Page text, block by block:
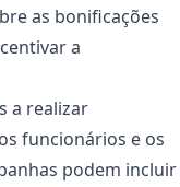
as bonificações
a
a realizar
funcionários e os
podem incluir